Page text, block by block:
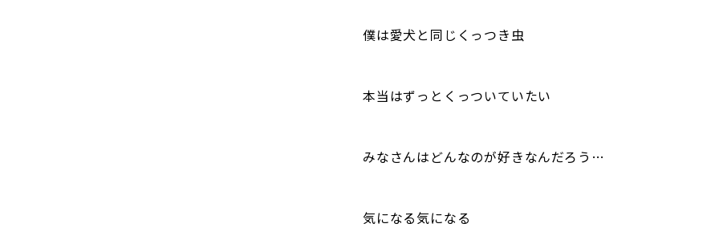
僕は愛犬と同じくっつき虫
本当はずっとくっついていたい
みなさんはどんなのが好きなんだろう…
気になる気になる